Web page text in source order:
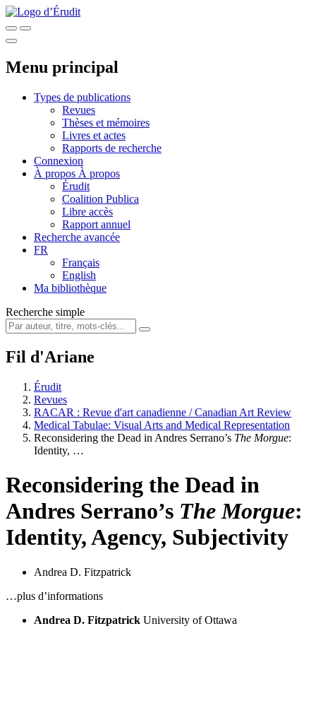
Menu principal
Types de publications
Revues
Thèses et mémoires
Livres et actes
Rapports de recherche
Connexion
À propos À propos
Érudit
Coalition Publica
Libre accès
Rapport annuel
Recherche avancée
FR
Français
English
Ma bibliothèque
Recherche simple
Fil d'Ariane
Érudit
Revues
RACAR : Revue d'art canadienne / Canadian Art Review
Medical Tabulae: Visual Arts and Medical Representation
Reconsidering the Dead in Andres Serrano’s The Morgue:
Identity, …
Reconsidering the Dead in
Andres Serrano’s The Morgue:
Identity, Agency, Subjectivity
Andrea D. Fitzpatrick
…plus d’informations
Andrea D. Fitzpatrick University of Ottawa